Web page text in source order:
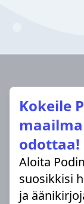
Kokeile
odottaa!
Aloita
suosikkisi
ja